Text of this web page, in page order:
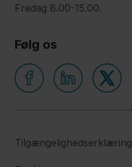
Fredag 8.00-15.00.
Følg os
Tilgængelighedserklæring